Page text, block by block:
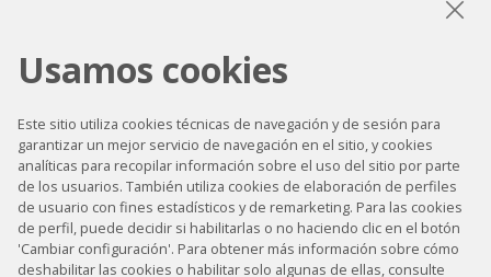
LinkedInInstagram
Accesibilidad
Contacto
Aviso legal
Política de privacidad
Usamos cookies
Este sitio utiliza cookies técnicas de navegación y de sesión para
garantizar un mejor servicio de navegación en el sitio, y cookies
analíticas para recopilar información sobre el uso del sitio por parte
de los usuarios. También utiliza cookies de elaboración de perfiles
de usuario con fines estadísticos y de remarketing. Para las cookies
de perfil, puede decidir si habilitarlas o no haciendo clic en el botón
'Cambiar configuración'. Para obtener más información sobre cómo
deshabilitar las cookies o habilitar solo algunas de ellas, consulte